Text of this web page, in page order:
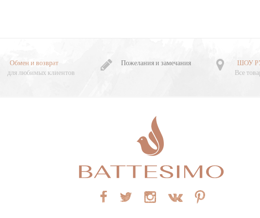
Обмен и возврат
для любимых клиентов
Пожелания и замечания
ШОУ
Все